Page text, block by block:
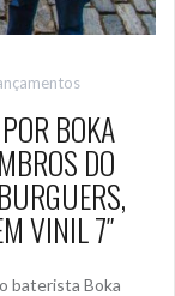
BOKA
DO
VINIL 7″
baterista Boka